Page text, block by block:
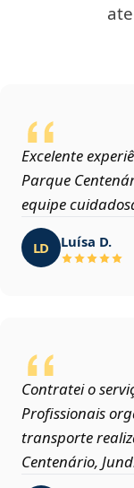
Excelente
Parque
equipe
LD Luísa D.
Contratei o
Profissionais
transporte
Centenário,